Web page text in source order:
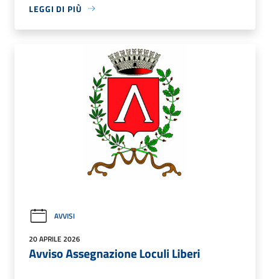
LEGGI DI PIÙ
AVVISI
20 APRILE 2026
Avviso Assegnazione Loculi Liberi